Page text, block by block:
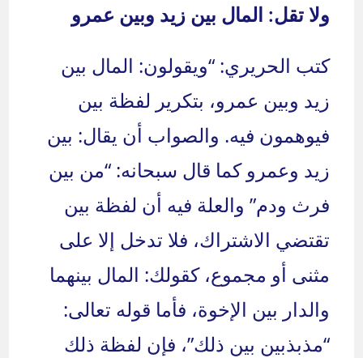
ولا تقل: المال بين زيد وبين عمرو
كتب الحريري: “ويقولون: المال بين
زيد وبين عمرو، بتكرير لفظة بين
فيوهمون فيه. والصواب أن يقال: بين
زيد وعمرو كما قال سبحانه: “من بين
فرث ودم” والعلة فيه أن لفظة بين
تقتضي الاشتراك، فلا تدخل إلا على
مثنى أو مجموع، كقولك: المال بينهما
والدار بين الإخوة، فأما قوله تعالى:
“مذبذبين بين ذلك”، فإن لفظة ذلك